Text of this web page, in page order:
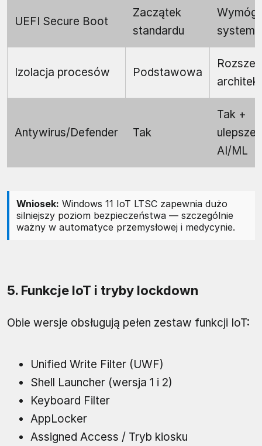
UEFI Secure Boot
Zaczątek
standardu
Wymóg
Izolacja procesów Podstawowa
Antywirus/Defender Tak
Tak +
AI/ML
Wniosek: Windows 11 IoT LTSC zapewnia dużo
silniejszy poziom bezpieczeństwa — szczególnie
ważny w automatyce przemysłowej i medycynie.
5. Funkcje IoT i tryby lockdown
Obie wersje obsługują pełen zestaw funkcji IoT:
Unified Write Filter (UWF)
Shell Launcher (wersja 1 i 2)
Keyboard Filter
AppLocker
Assigned Access / Tryb kiosku